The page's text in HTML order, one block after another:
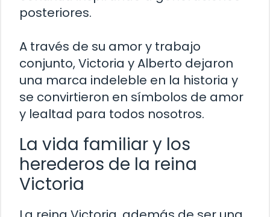
posteriores.
A través de su amor y trabajo
conjunto, Victoria y Alberto dejaron
una marca indeleble en la historia y
se convirtieron en símbolos de amor
y lealtad para todos nosotros.
La vida familiar y los
herederos de la reina
Victoria